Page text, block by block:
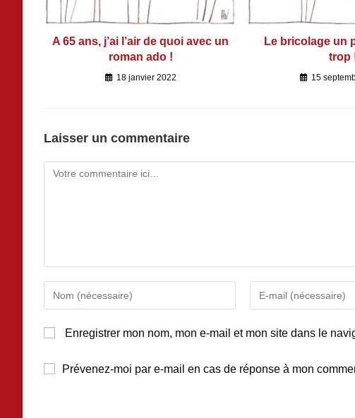
A 65 ans, j’ai l’air de quoi avec un
roman ado !
18 janvier 2022
Le bricolage un
trop
15
Laisser un commentaire
Enregistrer mon nom, mon e-mail et mon site dans le
Prévenez-moi par e-mail en cas de réponse à mon